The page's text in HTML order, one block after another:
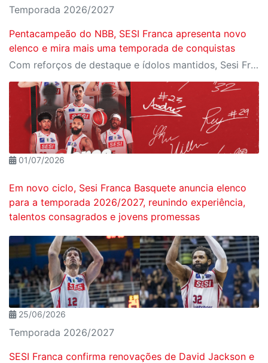
Temporada 2026/2027
Pentacampeão do NBB, SESI Franca apresenta novo
elenco e mira mais uma temporada de conquistas
Com reforços de destaque e ídolos mantidos, Sesi Franca anuncia aposta na união entre experiência e juventude para a temporada 2026/2027
01/07/2026
Em novo ciclo, Sesi Franca Basquete anuncia elenco
para a temporada 2026/2027, reunindo experiência,
talentos consagrados e jovens promessas
25/06/2026
Temporada 2026/2027
SESI Franca confirma renovações de David Jackson e